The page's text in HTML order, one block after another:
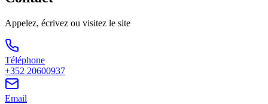
Appelez, écrivez ou visitez le site
Téléphone
+352 20600937
Email